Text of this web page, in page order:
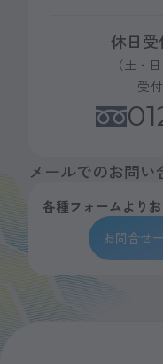
休日
（土・
受
メールでのお問い
各種フォームより
お問合せ